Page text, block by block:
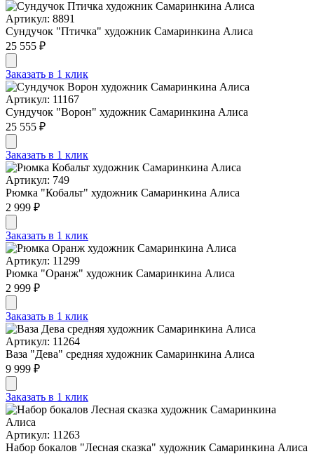
Артикул: 8891
Сундучок "Птичка" художник Самаринкина Алиса
25 555 ₽
Заказать в 1 клик
Артикул: 11167
Сундучок "Ворон" художник Самаринкина Алиса
25 555 ₽
Заказать в 1 клик
Артикул: 749
Рюмка "Кобальт" художник Самаринкина Алиса
2 999 ₽
Заказать в 1 клик
Артикул: 11299
Рюмка "Оранж" художник Самаринкина Алиса
2 999 ₽
Заказать в 1 клик
Артикул: 11264
Ваза "Дева" средняя художник Самаринкина Алиса
9 999 ₽
Заказать в 1 клик
Артикул: 11263
Набор бокалов "Лесная сказка" художник Самаринкина Алиса